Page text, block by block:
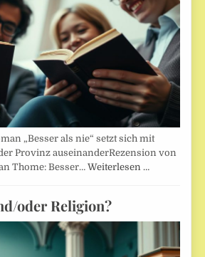
„Besser als nie“ setzt sich mit
Provinz auseinanderRezension von
Thome: Besser…Weiterlesen …
oder Religion?